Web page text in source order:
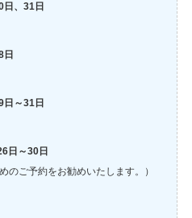
、31日
～31日
～30日
のご予約をお勧めいたします。）